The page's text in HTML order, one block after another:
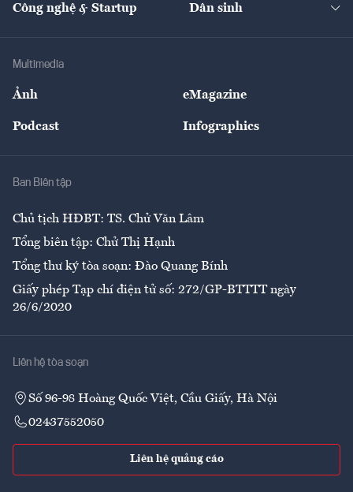
Tư vấn Nông sản
Giải trí
Công nghệ & Startup Dân sinh
Multimedia
Ảnh eMagazine
Podcast Infographics
Ban Biên tập
Chủ tịch HĐBT: TS. Chử Văn Lâm
Tổng biên tập: Chử Thị Hạnh
Tổng thư ký tòa soạn: Đào Quang Bính
Giấy phép Tạp chí điện tử số: 272/GP-BTTTT ngày
26/6/2020
Liên hệ tòa soạn
Số 96-98 Hoàng Quốc Việt, Cầu Giấy, Hà Nội
02437552050
Liên hệ quảng cáo